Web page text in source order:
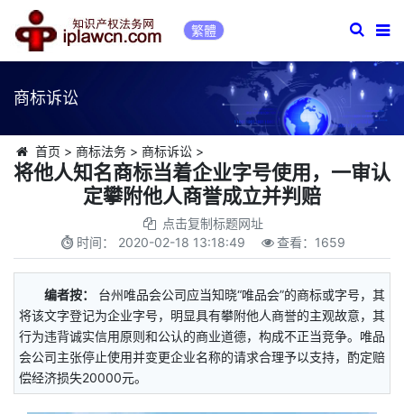
繁體
商标诉讼
首页 > 商标法务> 商标诉讼>
将他人知名商标当着企业字号使用，一审认
定攀附他人商誉成立并判赔
点击复制标题网址
时间： 2020-02-18 13:18:49 查看： 1659
编者按：
台州唯品会公司应当知晓“唯品会”的商标或字号，其
将该文字登记为企业字号，明显具有攀附他人商誉的主观故意，其
行为违背诚实信用原则和公认的商业道德，构成不正当竞争。唯品
会公司主张停止使用并变更企业名称的请求合理予以支持，酌定赔
偿经济损失20000元。